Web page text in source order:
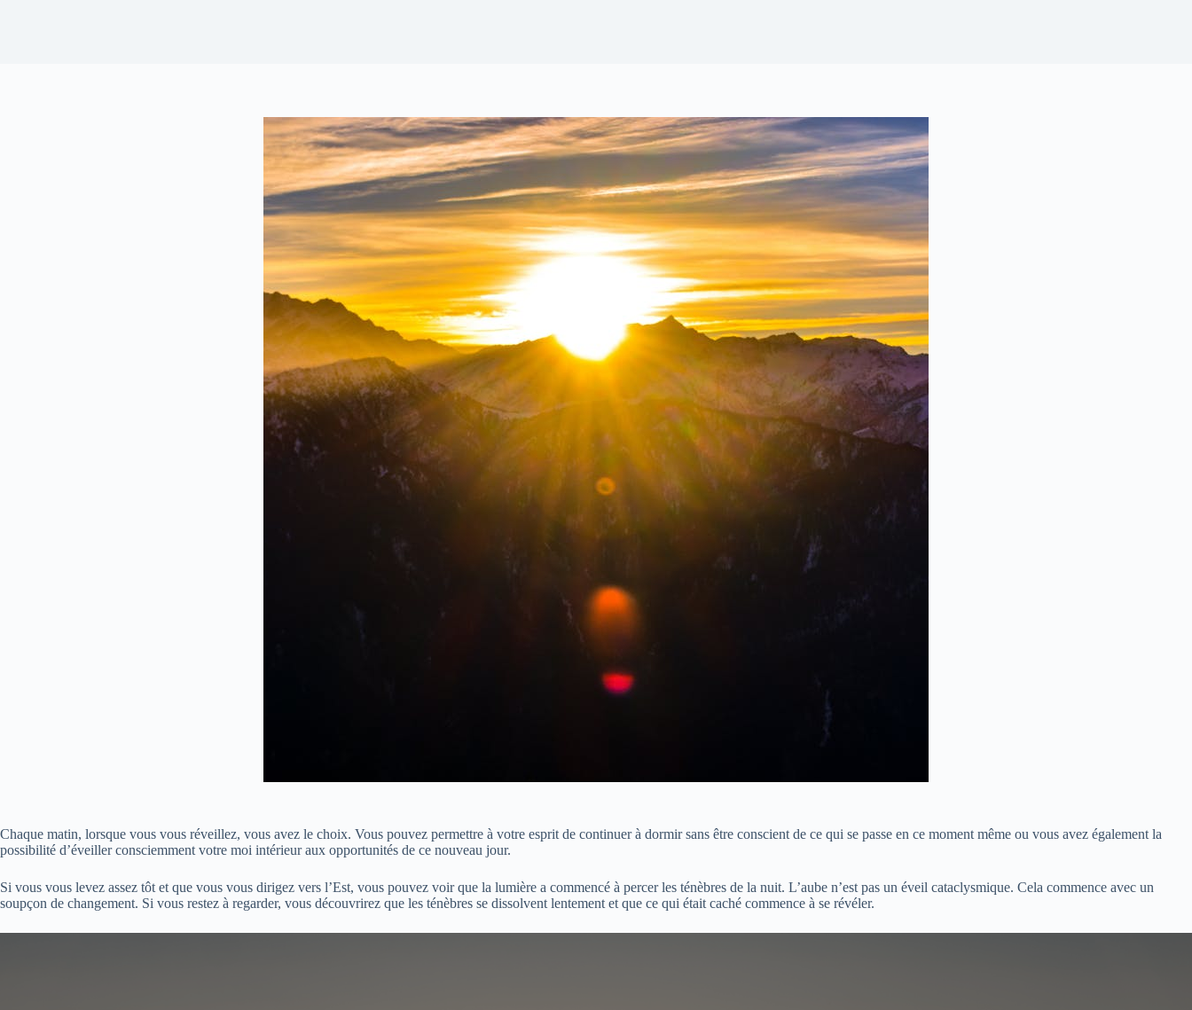
Chaque matin, lorsque vous vous réveillez, vous avez le choix. Vous pouvez permettre à votre esprit de continuer à dormir sans être conscient de ce qui se passe en ce moment même ou vous avez également la
possibilité d’éveiller consciemment votre moi intérieur aux opportunités de ce nouveau jour.
Si vous vous levez assez tôt et que vous vous dirigez vers l’Est, vous pouvez voir que la lumière a commencé à percer les ténèbres de la nuit. L’aube n’est pas un éveil cataclysmique. Cela commence avec un
soupçon de changement. Si vous restez à regarder, vous découvrirez que les ténèbres se dissolvent lentement et que ce qui était caché commence à se révéler.